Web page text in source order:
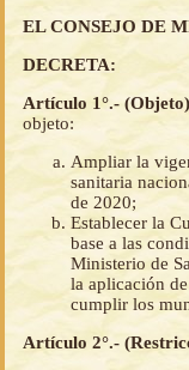
EL CONSEJO DE
DECRETA:
Artículo 1°.- (Objeto)
objeto:
Ampliar la
sanitaria
de 2020;
Establecer la
base a las
Ministerio de
la aplicación
cumplir los
Artículo 2°.-